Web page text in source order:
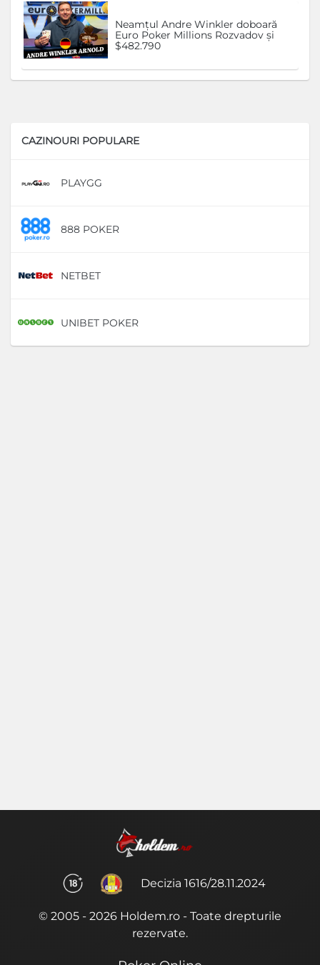
Neamțul Andre Winkler doboară
Euro Poker Millions Rozvadov și
$482.790
CAZINOURI POPULARE
PLAYGG
888 POKER
NETBET
UNIBET POKER
Decizia 1616/28.11.2024
© 2005 - 2026 Holdem.ro - Toate drepturile
rezervate.